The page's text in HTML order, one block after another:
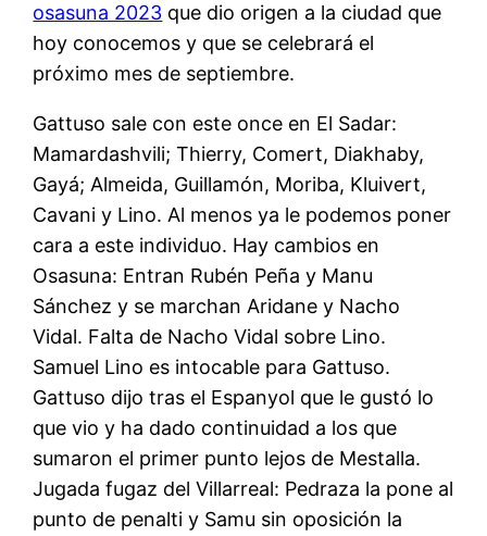
osasuna 2023 que dio origen a la ciudad que
hoy conocemos y que se celebrará el
próximo mes de septiembre.
Gattuso sale con este once en El Sadar:
Mamardashvili; Thierry, Comert, Diakhaby,
Gayá; Almeida, Guillamón, Moriba, Kluivert,
Cavani y Lino. Al menos ya le podemos poner
cara a este individuo. Hay cambios en
Osasuna: Entran Rubén Peña y Manu
Sánchez y se marchan Aridane y Nacho
Vidal. Falta de Nacho Vidal sobre Lino.
Samuel Lino es intocable para Gattuso.
Gattuso dijo tras el Espanyol que le gustó lo
que vio y ha dado continuidad a los que
sumaron el primer punto lejos de Mestalla.
Jugada fugaz del Villarreal: Pedraza la pone al
punto de penalti y Samu sin oposición la